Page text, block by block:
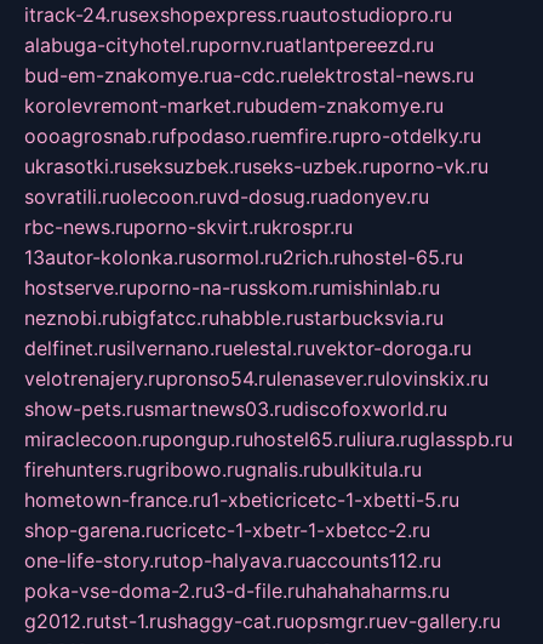
itrack-24.rusexshopexpress.ruautostudiopro.ru
alabuga-cityhotel.rupornv.ruatlantpereezd.ru
bud-em-znakomye.rua-cdc.ruelektrostal-news.ru
korolevremont-market.rubudem-znakomye.ru
oooagrosnab.rufpodaso.ruemfire.rupro-otdelky.ru
ukrasotki.ruseksuzbek.ruseks-uzbek.ruporno-vk.ru
sovratili.ruolecoon.ruvd-dosug.ruadonyev.ru
rbc-news.ruporno-skvirt.rukrospr.ru
13autor-kolonka.rusormol.ru2rich.ruhostel-65.ru
hostserve.ruporno-na-russkom.rumishinlab.ru
neznobi.rubigfatcc.ruhabble.rustarbucksvia.ru
delfinet.rusilvernano.ruelestal.ruvektor-doroga.ru
velotrenajery.rupronso54.rulenasever.rulovinskix.ru
show-pets.rusmartnews03.rudiscofoxworld.ru
miraclecoon.rupongup.ruhostel65.ruliura.ruglasspb.ru
firehunters.rugribowo.rugnalis.rubulkitula.ru
hometown-france.ru1-xbeticricetc-1-xbetti-5.ru
shop-garena.rucricetc-1-xbetr-1-xbetcc-2.ru
one-life-story.rutop-halyava.ruaccounts112.ru
poka-vse-doma-2.ru3-d-file.ruhahahaharms.ru
g2012.rutst-1.rushaggy-cat.ruopsmgr.ruev-gallery.ru